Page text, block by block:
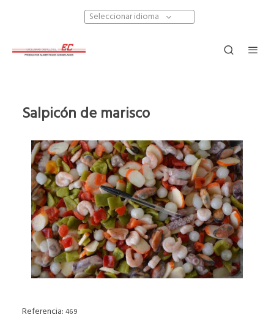
Seleccionar idioma
Salpicón de marisco
Referencia: 469